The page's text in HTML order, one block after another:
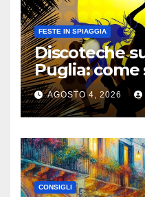
FESTE IN SPIAGGIA
Discoteche
Puglia:
club e locali
AGOSTO 4, 2026
CONSIGLI